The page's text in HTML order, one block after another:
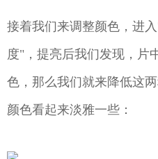
接着我们来调整颜色，进
度"，提亮后我们发现，片
色，那么我们就来降低这
颜色看起来淡雅一些：